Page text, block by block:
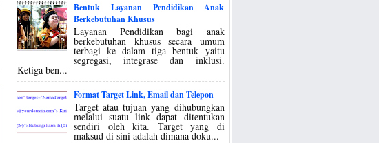
Bentuk Layanan Pendidikan Anak
Berkebutuhan Khusus
Layanan Pendidikan bagi anak
berkebutuhan khusus secara umum
terbagi ke dalam tiga bentuk yaitu
segregasi, integrase dan inklusi.
Ketiga ben...
Format Target Link, Email dan Telepon
Target atau tujuan yang dihubungkan
melalui suatu link dapat ditentukan
sendiri oleh kita. Target yang di
maksud di sini adalah dimana doku...